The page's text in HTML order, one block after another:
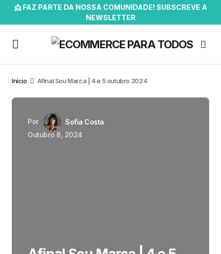
📩 FAZ PARTE DA NOSSA COMUNIDADE! SUBSCREVE A
NEWSLETTER
Início Afinal Sou Marca | 4 e 5 outubro 2024
Por
Sofia Costa
Outubro 8, 2024